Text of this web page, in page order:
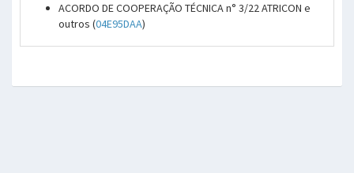
ACORDO DE COOPERAÇÃO TÉCNICA n° 3/22 ATRICON e
outros (04E95DAA)